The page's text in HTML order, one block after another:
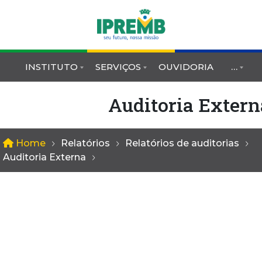
INSTITUTO SERVIÇOS OUVIDORIA …
Auditoria
Home Relatórios
Relatórios de auditorias
Auditoria Externa